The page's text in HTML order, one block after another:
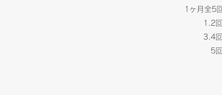
1ヶ月全5
1.2
3.4
5